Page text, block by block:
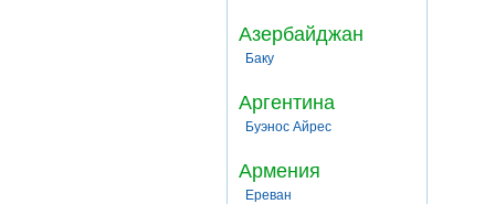
Азербайджан
Баку
Аргентина
Буэнос Айрес
Армения
Ереван